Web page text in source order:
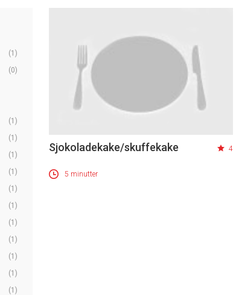
(1)
(0)
(1)
(1)
(1)
(1)
(1)
(1)
(1)
(1)
(1)
(1)
(1)
Sjokoladekake/skuffekake 4
5 minutter